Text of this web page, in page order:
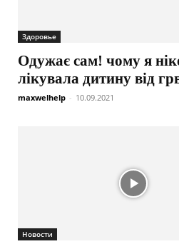
Здоровье
Одужає сам! чому я
лікувала дитину від
maxwelhelp - 10.09.2021
Новости